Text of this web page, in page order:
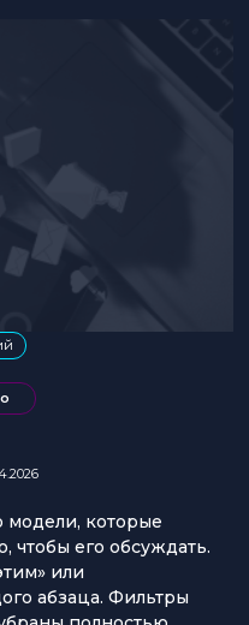
модели, которые
чтобы его обсуждать.
или
абзаца. Фильтры